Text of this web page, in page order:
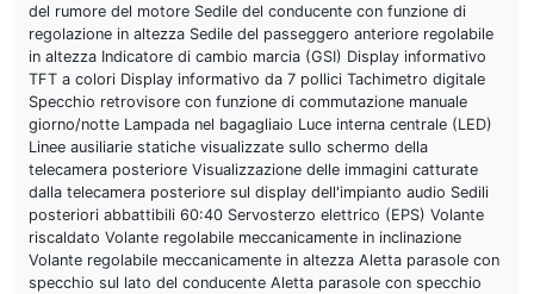
del rumore del motore Sedile del conducente con funzione di
regolazione in altezza Sedile del passeggero anteriore regolabile
in altezza Indicatore di cambio marcia (GSI) Display informativo
TFT a colori Display informativo da 7 pollici Tachimetro digitale
Specchio retrovisore con funzione di commutazione manuale
giorno/notte Lampada nel bagagliaio Luce interna centrale (LED)
Linee ausiliarie statiche visualizzate sullo schermo della
telecamera posteriore Visualizzazione delle immagini catturate
dalla telecamera posteriore sul display dell'impianto audio Sedili
posteriori abbattibili 60:40 Servosterzo elettrico (EPS) Volante
riscaldato Volante regolabile meccanicamente in inclinazione
Volante regolabile meccanicamente in altezza Aletta parasole con
specchio sul lato del conducente Aletta parasole con specchio